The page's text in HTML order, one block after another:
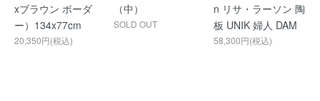
xブラウン ボーダ
ー）134x77cm
20,350円(税込)
（中）
SOLD OUT
n リサ・ラーソン 陶
板 UNIK 婦人 DAM
58,300円(税込)